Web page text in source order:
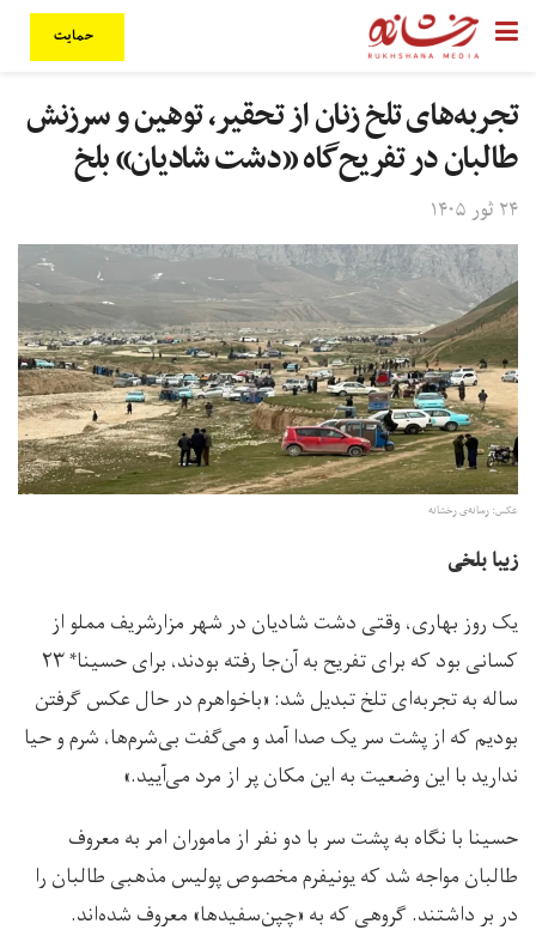
حمایت
تجربه‌های تلخ زنان از تحقیر، توهین و سرزنش
طالبان در تفریح‌گاه «دشت شادیان» بلخ
۲۴ ثور ۱۴۰۵
عکس: رسانه‌ی رخشانه
زیبا بلخی
یک روز بهاری، وقتی دشت شادیان در شهر مزارشریف مملو از
کسانی بود که برای تفریح به آن‌جا رفته بودند، برای حسینا* ۲۳
ساله به تجربه‌ای تلخ تبدیل شد: «باخواهرم در حال عکس گرفتن
بودیم که از پشت سر یک صدا آمد و می‌گفت بی‌شرم‌ها، شرم و حیا
ندارید با این وضعیت به این مکان پر از مرد می‌آیید.»
حسینا با نگاه به پشت سر با دو نفر از ماموران امر به معروف
طالبان مواجه شد که یونیفرم مخصوص پولیس مذهبی طالبان را
در بر داشتند. گروهی که به «چپن‌سفیدها» معروف شده‌اند.